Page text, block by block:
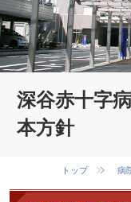
深谷赤十字
本方針
トップ 病